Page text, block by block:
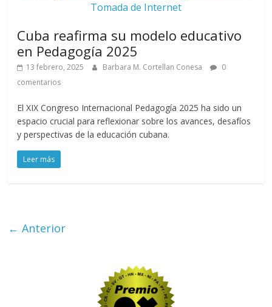
Tomada de Internet
Cuba reafirma su modelo educativo
en Pedagogía 2025
13 febrero, 2025 Barbara M. Cortellan Conesa
0
comentarios
El XIX Congreso Internacional Pedagogía 2025 ha sido un
espacio crucial para reflexionar sobre los avances, desafíos
y perspectivas de la educación cubana.
Leer más
← Anterior